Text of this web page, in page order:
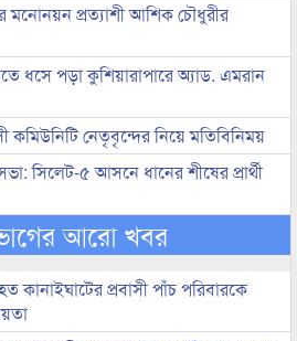
প্রত্যাশী আশিক চৌধুরীর
ধসে পড়া কুশিয়ারাপারে অ্যাড. এমরান
কমিউনিটি নেতৃবৃন্দের নিয়ে মতিবিনিময়
সিলেট-৫ আসনে ধানের শীষের প্রার্থী
আরো খবর
কানাইঘাটের প্রবাসী পাঁচ পরিবারকে